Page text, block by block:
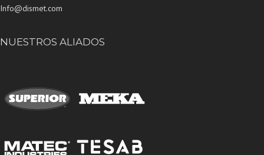
Info@dismet.com
NUESTROS ALIADOS